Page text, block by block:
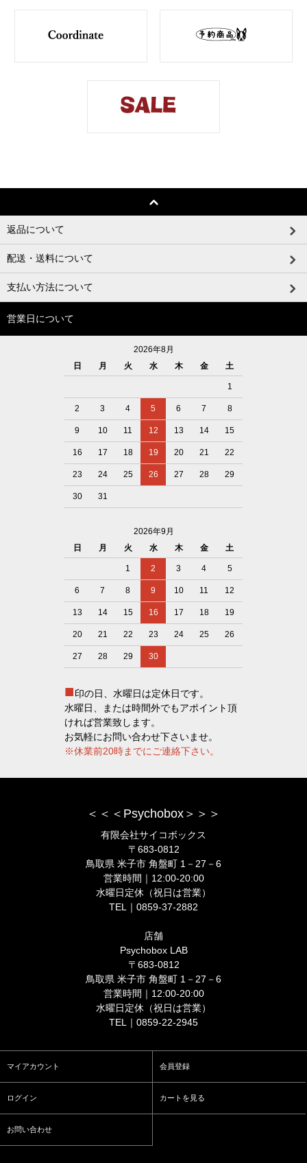
返品について
配送・送料について
支払い方法について
営業日について
2026年8月
日
月 火 水 木 金 土
1
2 3 4 5 6 7 8
9 10 11 12 13 14 15
16 17 18 19 20 21 22
23 24 25 26 27 28 29
30 31
2026年9月
日
月 火 水 木 金 土
1 2 3 4 5
6 7 8 9 10 11 12
13 14 15 16 17 18 19
20 21 22 23 24 25 26
27 28 29 30
■印の日、水曜日は定休日です。
水曜日、または時間外でもアポイント頂
ければ営業致します。
お気軽にお問い合わせ下さいませ。
※休業前20時までにご連絡下さい。
＜＜＜Psychobox＞＞＞
有限会社サイコボックス
〒683-0812
鳥取県 米子市 角盤町 1－27－6
営業時間｜12:00-20:00
水曜日定休（祝日は営業）
TEL｜0859-37-2882
店舗
Psychobox LAB
〒683-0812
鳥取県 米子市 角盤町 1－27－6
営業時間｜12:00-20:00
水曜日定休（祝日は営業）
TEL｜0859-22-2945
マイアカウント 会員登録
ログイン カートを見る
お問い合わせ